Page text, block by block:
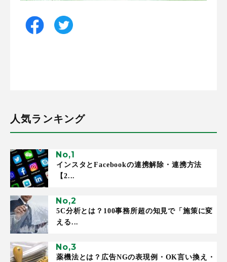
人気ランキング
インスタとFacebookの連携解除・連携方法
【2...
5C分析とは？100事務所超の知見で「施策に変
える...
薬機法とは？広告NGの表現例・OK言い換え・